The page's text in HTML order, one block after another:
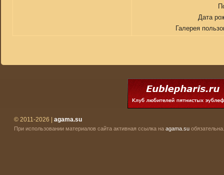
Дата
Галерея
© 2011-2026 | agama.su
При использовании материалов сайта активная ссылка на agama.su обязательна.